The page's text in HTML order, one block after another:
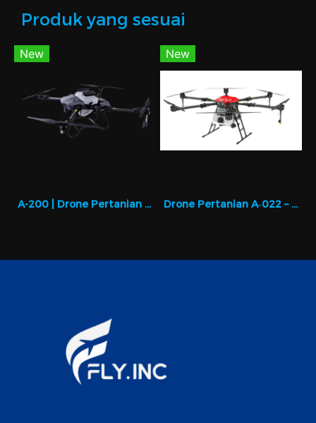
Produk yang sesuai
New
A-200 | Drone Pertanian Cerdas untuk Semprot Presisi
New
Drone Pertanian A‑022 – Ringan dan Presisi